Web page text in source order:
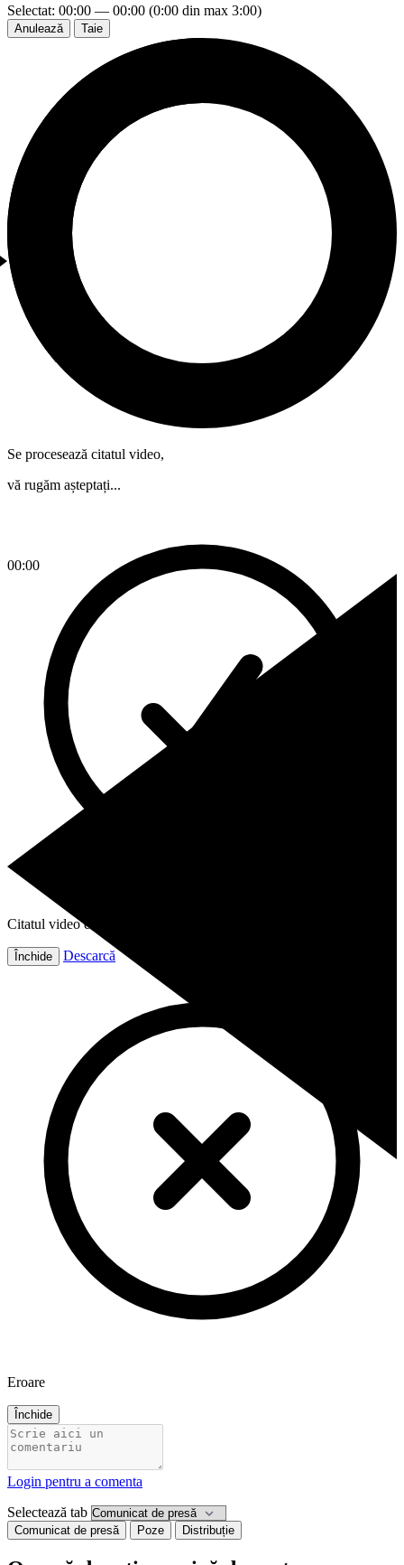
00:00
Selectat: 00:00 — 00:00 (0:00 din max 3:00)
Anulează Taie
Se procesează citatul video,
vă rugăm așteptați...
Citatul video este gata!
Închide Descarcă
Eroare
Închide
Login pentru a comenta
Selectează tab
Comunicat de presă Poze Distribuție